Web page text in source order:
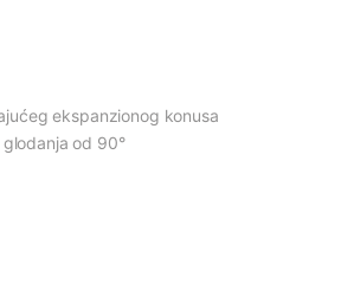
ekspanzionog konusa
od 90°